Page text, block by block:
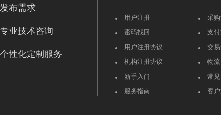
发布需求
专业技术咨询
个性化定制服务
用户注册
密码找回
用户注册协议
机构注册协议
新手入门
服务指南
采
支
交
物
常
客